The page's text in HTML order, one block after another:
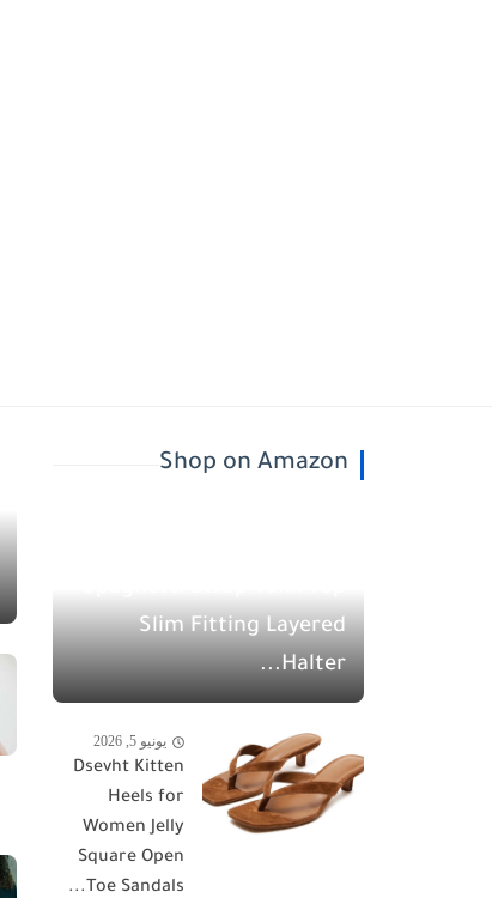
Shop on Amazon
Slim Fitting Layered
Halter...
يونيو 5, 2026
Dsevht Kitten
Heels for
Women Jelly
Square Open
Toe Sandals...